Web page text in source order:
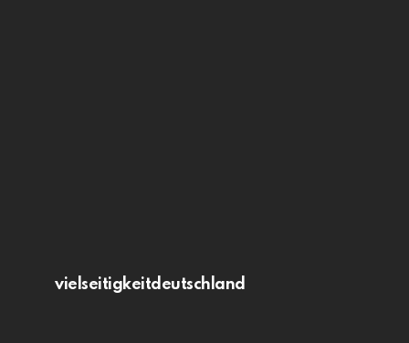
vielseitigkeitdeutschland